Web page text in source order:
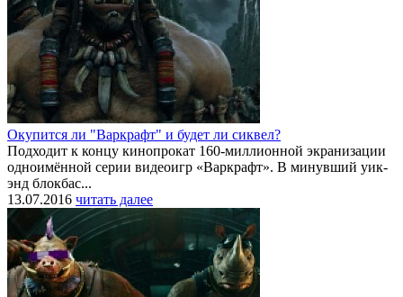
Окупится ли "Варкрафт" и будет ли сиквел?
Подходит к концу кинопрокат 160-миллионной экранизации
одноимённой серии видеоигр «Варкрафт». В минувший уик-
энд блокбас...
13.07.2016 читать далее